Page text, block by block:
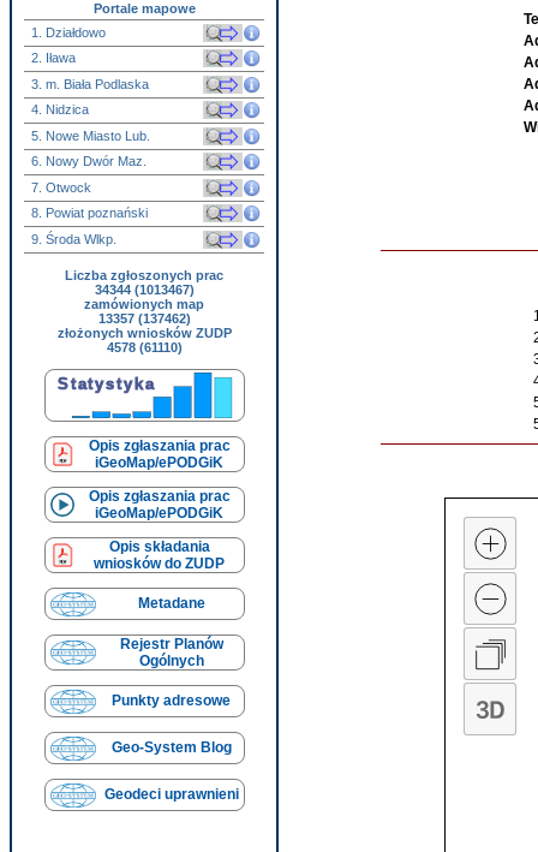
Portale mapowe
1. Działdowo
2. Iława
3. m. Biała Podlaska
4. Nidzica
5. Nowe Miasto Lub.
6. Nowy Dwór Maz.
7. Otwock
8. Powiat poznański
9. Środa Wlkp.
Liczba zgłoszonych prac
34344 (1013467)
zamówionych map
13357 (137462)
złożonych wniosków ZUDP
4578 (61110)
Opis zgłaszania prac
iGeoMap/ePODGiK
Opis zgłaszania prac
iGeoMap/ePODGiK
Opis składania
wniosków do ZUDP
Metadane
Rejestr Planów
Ogólnych
Punkty adresowe
Geo-System Blog
Geodeci uprawnieni